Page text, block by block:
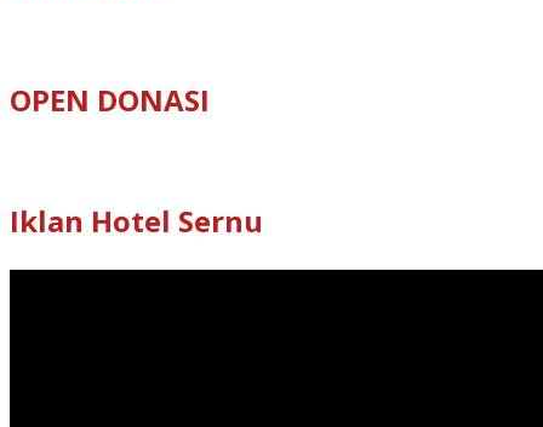
OPEN DONASI
Iklan Hotel Sernu